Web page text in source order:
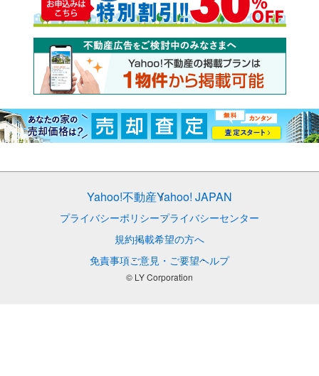
Yahoo!不動産Yahoo! JAPAN
プライバシーポリシープライバシーセンター
規約掲載希望の方へ
免責事項ご意見・ご要望ヘルプ
© LY Corporation